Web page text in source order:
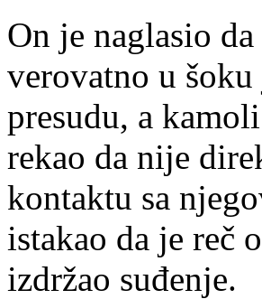
On je naglasio
verovatno u
presudu, a
rekao da nije
kontaktu sa
istakao da je reč
izdržao suđenje.